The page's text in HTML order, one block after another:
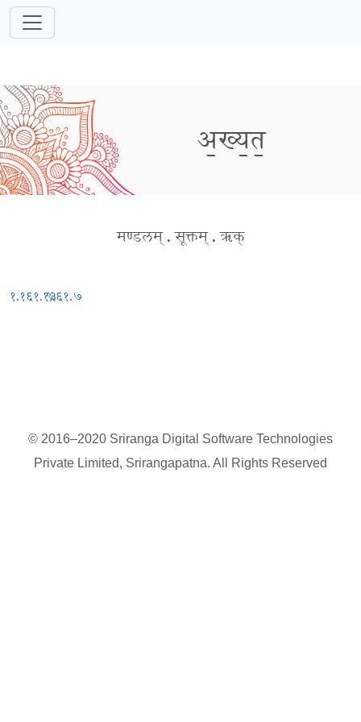
अ॒ख्य॒त॒
मण्डलम् . सूक्तम् . ऋक्
१.१६१.१३९.६१.७
© 2016–2020 Sriranga Digital Software Technologies
Private Limited, Srirangapatna. All Rights Reserved